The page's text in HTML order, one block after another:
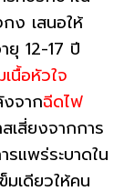
ง เสนอให้
ยุ 12-17 ปี
นื้อหัวใจ
จากฉีดไฟ
เสี่ยงจากการ
รแพร่ระบาดใน
เดียวให้คน